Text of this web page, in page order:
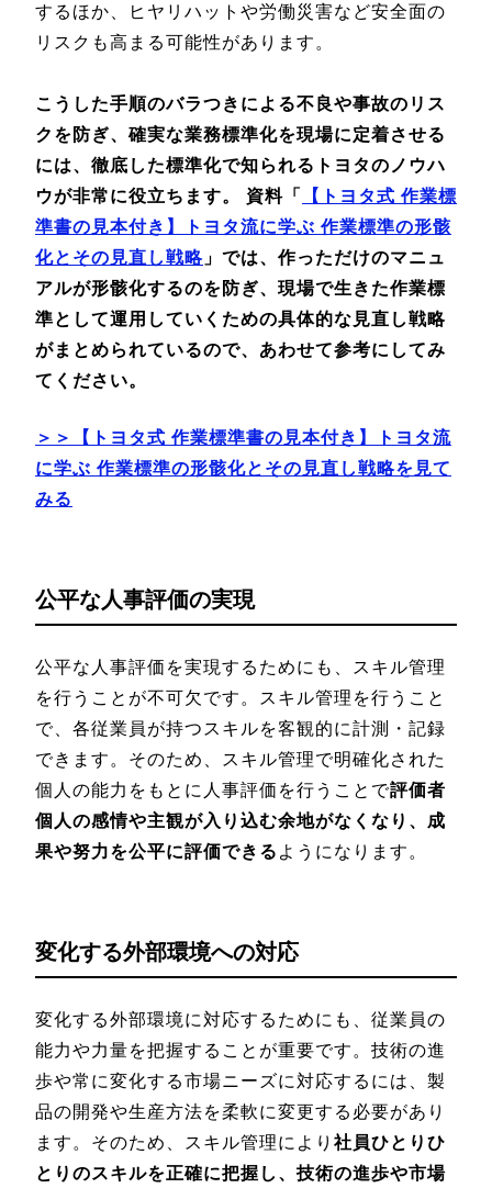
するほか、ヒヤリハットや労働災害など安全面の
リスクも高まる可能性があります。
こうした手順のバラつきによる不良や事故のリス
クを防ぎ、確実な業務標準化を現場に定着させる
には、徹底した標準化で知られるトヨタのノウハ
ウが非常に役立ちます。
資料「
【トヨタ式 作業標
準書の見本付き】トヨタ流に学ぶ 作業標準の形骸
化とその見直し戦略 」では、作っただけのマニュ
アルが形骸化するのを防ぎ、現場で生きた作業標
準として運用していくための具体的な見直し戦略
がまとめられているので、あわせて参考にしてみ
てください。
＞＞【トヨタ式 作業標準書の見本付き】トヨタ流
に学ぶ 作業標準の形骸化とその見直し戦略を見て
みる
公平な人事評価の実現
公平な人事評価を実現するためにも、スキル管理
を行うことが不可欠です。スキル管理を行うこと
で、各従業員が持つスキルを客観的に計測・記録
できます。そのため、スキル管理で明確化された
個人の能力をもとに人事評価を行うことで評価者
個人の感情や主観が入り込む余地がなくなり、成
果や努力を公平に評価できる ようになります。
変化する外部環境への対応
変化する外部環境に対応するためにも、従業員の
能力や力量を把握することが重要です。技術の進
歩や常に変化する市場ニーズに対応するには、製
品の開発や生産方法を柔軟に変更する必要があり
ます。そのため、スキル管理により 社員ひとりひ
とりのスキルを正確に把握し、技術の進歩や市場